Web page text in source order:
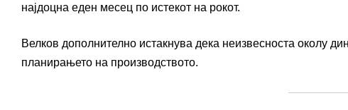
најдоцна еден месец по истекот на рокот.
Велков дополнително истакнува дека неизвесноста околу
планирањето на производството.